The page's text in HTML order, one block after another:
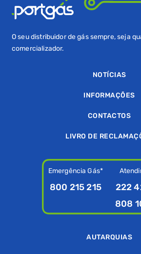
O seu distribuidor de gás sempre, seja
comercializador.
NOTÍCIAS
INFORMAÇÕES
CONTACTOS
LIVRO DE
Emergência Gás*
800 215 215
222
808
AUTARQUIAS